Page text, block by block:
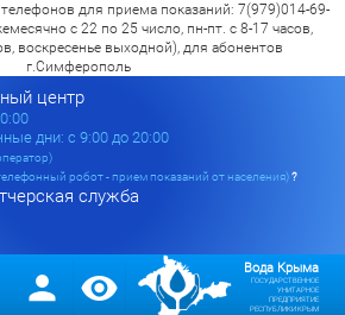
для приема показаний: 7(979)014-69-
с 22 по 25 число, пн-пт. с 8-17 часов,
воскресенье выходной), для абонентов
г.Симферополь
центр
дни: с 9:00 до 20:00
робот - прием показаний от населения)?
служба
Вода Крыма
ГОСУДАРСТВЕННОЕ
УНИТАРНОЕ
ПРЕДПРИЯТИЕ
РЕСПУБЛИКИ КРЫМ